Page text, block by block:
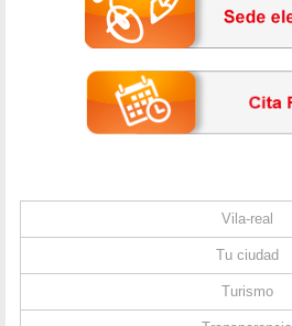
Vila-real
Tu ciudad
Turismo